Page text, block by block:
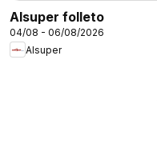
Alsuper folleto
04/08 - 06/08/2026
Alsuper